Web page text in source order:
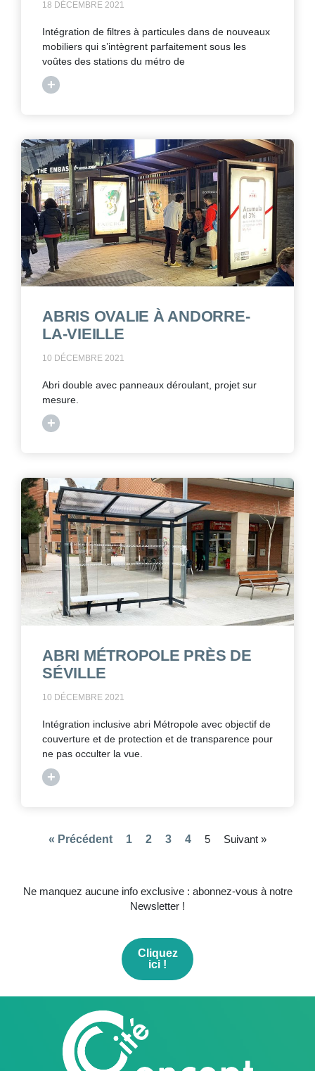
18 DÉCEMBRE 2021
Intégration de filtres à particules dans de nouveaux
mobiliers qui s’intègrent parfaitement sous les
voûtes des stations du métro de
+
ABRIS OVALIE À ANDORRE-
LA-VIEILLE
10 DÉCEMBRE 2021
Abri double avec panneaux déroulant, projet sur
mesure.
+
ABRI MÉTROPOLE PRÈS DE
SÉVILLE
10 DÉCEMBRE 2021
Intégration inclusive abri Métropole avec objectif de
couverture et de protection et de transparence pour
ne pas occulter la vue.
+
« Précédent 1 2 3 4 5 Suivant »
Ne manquez aucune info exclusive : abonnez-vous à notre
Newsletter !
Cliquez
ici !